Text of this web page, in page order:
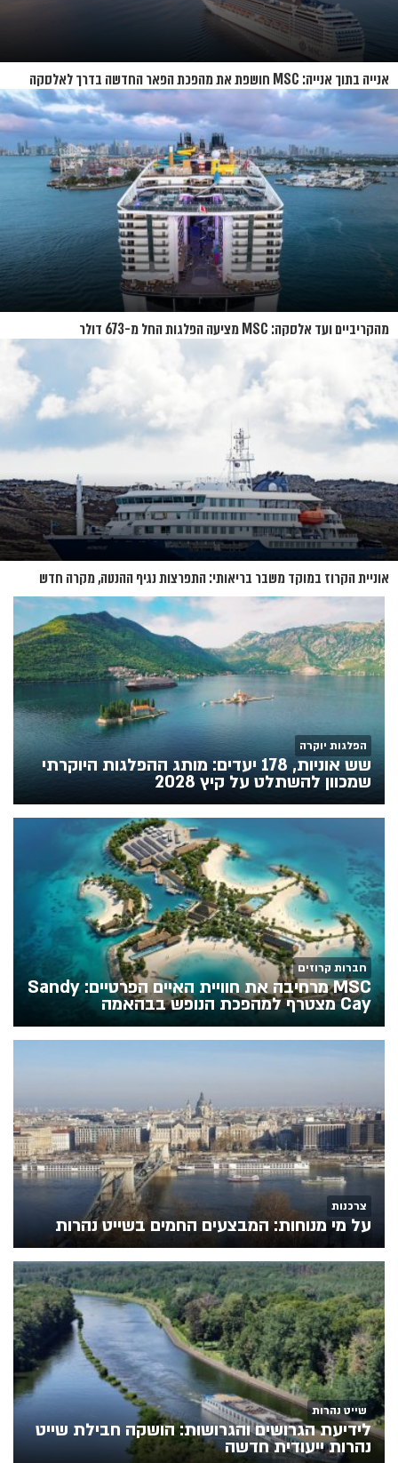
אנייה בתוך אנייה: MSC חושפת את מהפכת הפאר החדשה בדרך לאלסקה
מהקריביים ועד אלסקה: MSC מציעה הפלגות החל מ-673 דולר
אוניית הקרוז במוקד משבר בריאותי: התפרצות נגיף ההנטה, מקרה חדש
בשווייץ ומחלוקת בין מדינות
הפלגות יוקרה
שש אוניות, 178 יעדים: מותג ההפלגות היוקרתי
שמכוון להשתלט על קיץ 2028
חברות קרוזים
MSC מרחיבה את חוויית האיים הפרטיים: Sandy
Cay מצטרף למהפכת הנופש בבהאמה
צרכנות
על מי מנוחות: המבצעים החמים בשייט נהרות
שייט נהרות
לידיעת הגרושים והגרושות: הושקה חבילת שייט
נהרות ייעודית חדשה